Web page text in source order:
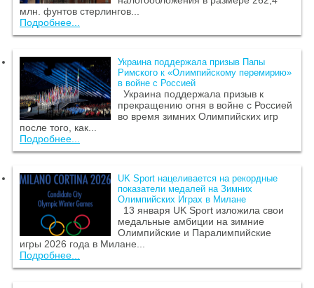
млн. фунтов стерлингов...
Подробнее...
Украина поддержала призыв Папы
Римского к «Олимпийскому перемирию»
в войне с Россией
Украина поддержала призыв к
прекращению огня в войне с Россией
во время зимних Олимпийских игр
после того, как...
Подробнее...
UK Sport нацеливается на рекордные
показатели медалей на Зимних
Олимпийских Играх в Милане
13 января UK Sport изложила свои
медальные амбиции на зимние
Олимпийские и Паралимпийские
игры 2026 года в Милане...
Подробнее...